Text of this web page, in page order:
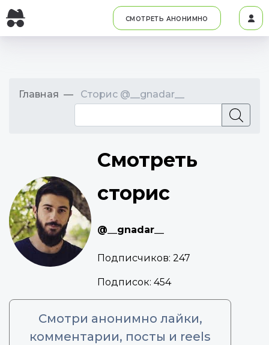
СМОТРЕТЬ АНОНИМНО
Главная Сторис @__gnadar__
Смотреть
сторис
@__gnadar__
Подписчиков: 247
Подписок: 454
Смотри анонимно лайки,
комментарии, посты и reels